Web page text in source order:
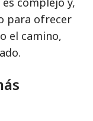
para ofrecer
el camino,